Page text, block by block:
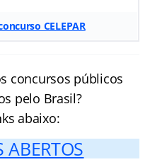
CELEPAR
concursos públicos
pelo Brasil?
abaixo:
ABERTOS